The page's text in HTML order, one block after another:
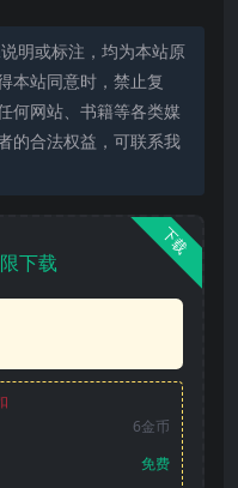
明或标注，均为本站原
本站同意时，禁止复
何网站、书籍等各类媒
的合法权益，可联系我
下载
下载
6金币
免费